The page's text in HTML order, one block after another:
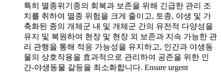
특히 멸종위기종의 회복과 보존을 위해 긴급한 관리 조
치를 취하여 멸종 위험을 크게 줄이고, 토종, 야생 및 가
축화된 종의 개체군 내 및 개체군 간의 유전적 다양성을
유지 및 복원하여 현장 및 현장 외 보존과 지속 가능한 관
리 관행을 통해 적응 가능성을 유지하고, 인간과 야생동
물의 상호작용을 효과적으로 관리하여 공존을 위한 인
간-야생동물 갈등을 최소화합니다. Ensure urgent